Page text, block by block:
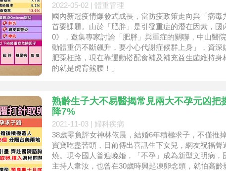
2022-05-02 | 體重管理
國內新冠疫情爆發式成長，當防疫政策走向與「病
首要課題。由於「肥胖」是引發重症的潛在因素，
0》，邀集專家討論「肥胖」與重症的關聯，中山醫
動體重仍不斷飆升，要小心代謝症候群上身」，資
肥冤枉路，現在靠運動搭配食補及補充益生菌維持
的就是虎背熊腰！」
熟齡生子大不易醫揭常見兩大不孕元凶把
降7%
2021-11-03 | 婦科疾病
38歲零負評女神林依晨，結婚6年積極求子，不僅推
寶寶吃盡苦頭，日前傳出喜訊生下女兒，網友祝福
燒。現今國人普遍晚婚，「不孕」成為新型文明病，
主持人韋汝，也曾在30歲時興起凍卵念頭，就怕高